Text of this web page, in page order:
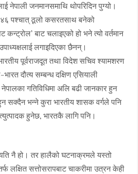
नेपाली जनमानसमाथि थोपरिदिन पुग्यो।
पश्चात् ठूलो कसरतसाथ बनेको
कन्ट्रोल’ बाट चलाइएको हो भने त्यो वर्तमान
लगाइदिएका छैनन्।
पूर्वराजदूत तथा विदेश सचिव श्यामशरण
दौत्य सम्बन्ध दक्षिण एसियाली
गतिविधिमा अलि बढी जानकार हुन
सक्दैन भन्ने कुरा भारतीय शासक वर्गले पनि
हुनेछ, भारतकै लागि पनि।
नै हो। तर हालैको घटनाक्रमले यस्तो
लक्षित सत्तोसरापबाट चाकरीमा उत्रन केही